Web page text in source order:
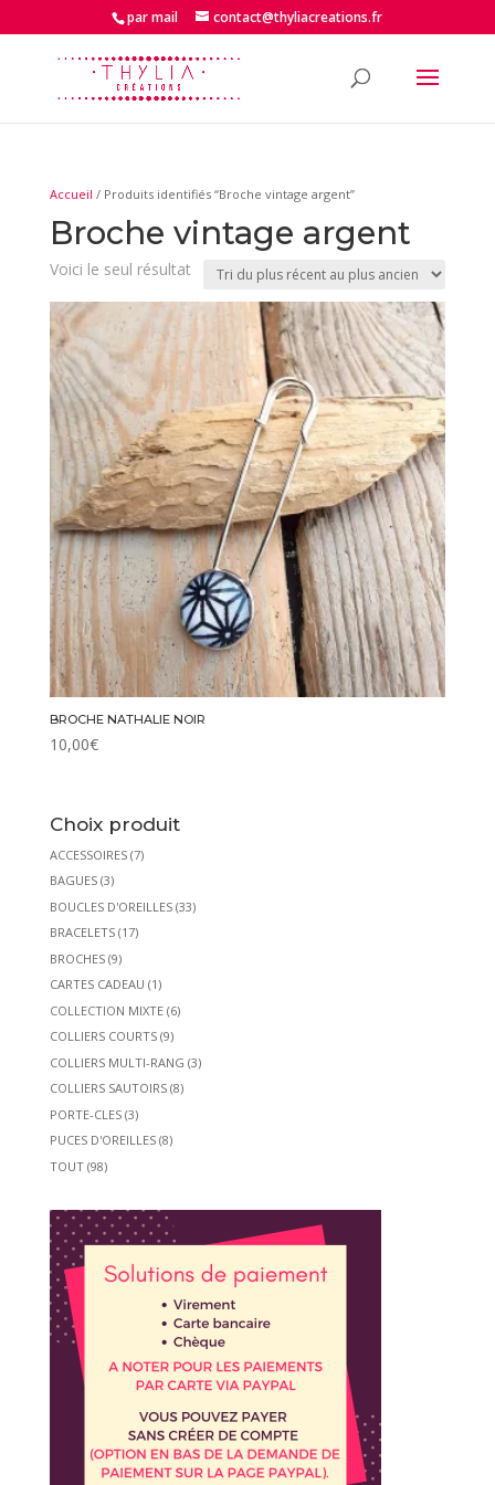
par mail contact@thyliacreations.fr
Accueil / Produits identifiés “Broche vintage argent”
Broche vintage argent
Voici le seul résultat
BROCHE NATHALIE NOIR
10,00€
Choix produit
ACCESSOIRES (7)
BAGUES (3)
BOUCLES D'OREILLES (33)
BRACELETS (17)
BROCHES (9)
CARTES CADEAU (1)
COLLECTION MIXTE (6)
COLLIERS COURTS (9)
COLLIERS MULTI-RANG (3)
COLLIERS SAUTOIRS (8)
PORTE-CLES (3)
PUCES D'OREILLES (8)
TOUT (98)